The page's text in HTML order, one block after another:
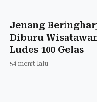
Jenang
Diburu
Ludes 100 Gelas
54 menit lalu